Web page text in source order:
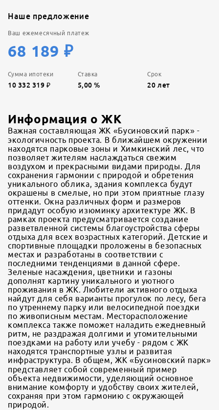
Наше предложение
Ваш ежемесячный платеж
68 189 ₽
Сумма ипотеки
10 332 319 ₽
Ставка
5,00 %
Срок
20 лет
Информация о ЖК
Важная составляющая ЖК «Бусиновский парк» -
экологичность проекта. В ближайшем окружении
находятся парковые зоны и Химкинский лес, что
позволяет жителям наслаждаться свежим
воздухом и прекрасными видами природы. Для
сохранения гармонии с природой и обретения
уникального облика, здания комплекса будут
окрашены в смелые, но при этом приятные глазу
оттенки. Окна различных форм и размеров
придадут особую изюминку архитектуре ЖК. В
рамках проекта предусматривается создание
разветвленной системы благоустройства сферы
отдыха для всех возрастных категорий. Детские и
спортивные площадки проложены в безопасных
местах и разработаны в соответствии с
последними тенденциями в данной сфере.
Зеленые насаждения, цветники и газоны
дополнят картину уникального и уютного
проживания в ЖК. Любители активного отдыха
найдут для себя варианты прогулок по лесу, бега
по утреннему парку или велосипедной поездки
по живописным местам. Месторасположение
комплекса также поможет наладить ежедневный
ритм, не раздражая долгими и утомительными
поездками на работу или учебу - рядом с ЖК
находятся транспортные узлы и развитая
инфраструктура. В общем, ЖК «Бусиновский парк»
представляет собой современный пример
объекта недвижимости, уделяющий основное
внимание комфорту и удобству своих жителей,
сохраняя при этом гармонию с окружающей
природой.